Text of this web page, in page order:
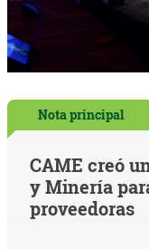
Nota principal
CAME creó
y Minería
proveedoras